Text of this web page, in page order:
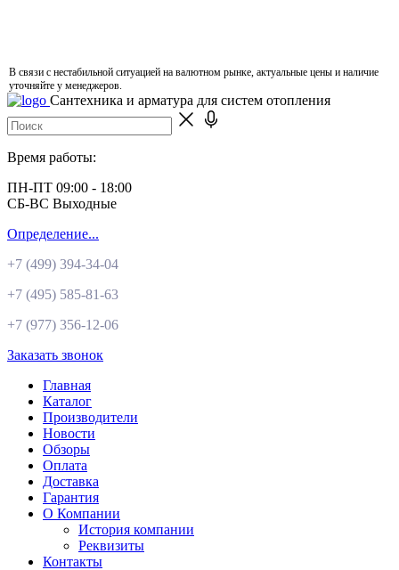
В связи с нестабильной ситуацией на валютном рынке, актуальные цены и наличие
уточняйте у менеджеров.
Сантехника и арматура для систем отопления
Время работы:
ПН-ПТ 09:00 - 18:00
СБ-ВС Выходные
Определение...
+7 (499) 394-34-04
+7 (495) 585-81-63
+7 (977) 356-12-06
Заказать звонок
Главная
Каталог
Производители
Новости
Обзоры
Оплата
Доставка
Гарантия
О Компании
История компании
Реквизиты
Контакты